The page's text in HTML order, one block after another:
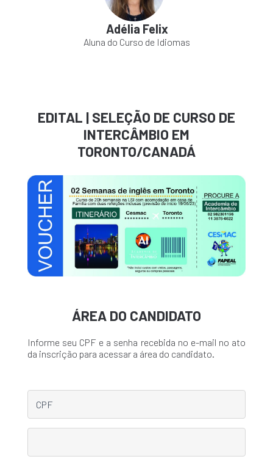
Adélia Felix
Aluna do Curso de Idiomas
EDITAL | SELEÇÃO DE CURSO DE
INTERCÂMBIO EM
TORONTO/CANADÁ
ÁREA DO CANDIDATO
Informe seu CPF e a senha recebida no e-mail no ato
da inscrição para acessar a área do candidato.